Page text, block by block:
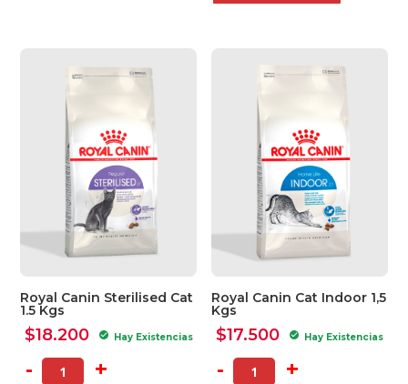
Royal Canin Sterilised Cat
1.5 Kgs
$18.200 check_circle Hay Existencias
- +
Royal Canin Cat Indoor 1,5
Kgs
$17.500 check_circle Hay Existencias
- +